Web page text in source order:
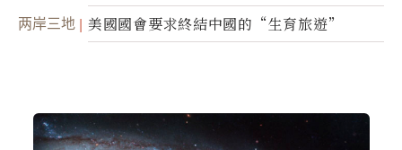
面入侵的可能性
两岸三地 美國國會要求終結中國的“生育旅遊”